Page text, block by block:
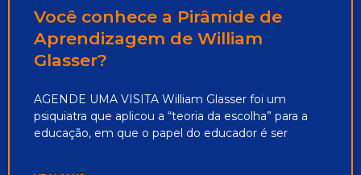
Você conhece a Pirâmide de
Aprendizagem de William
Glasser?
AGENDE UMA VISITA William Glasser foi um
psiquiatra que aplicou a “teoria da escolha” para a
educação, em que o papel do educador é ser